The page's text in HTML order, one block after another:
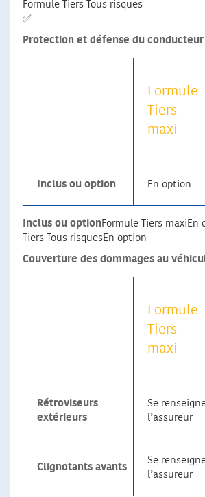
Formule Tiers Tous risques
✅
Protection et défense du conducteur
Formule
Tiers
maxi
Inclus ou option En option
Inclus ou optionFormule Tiers maxiEn
Tiers Tous risquesEn option
Couverture des dommages au
Formule
Tiers
maxi
Rétroviseurs
extérieurs
Se
l’assureur
Clignotants avants
Se
l’assureur